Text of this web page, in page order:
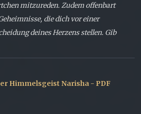
mitzureden. Zudem offenbart
die dich vor einer
deines Herzens stellen. Gib
Himmelsgeist Narisha - PDF